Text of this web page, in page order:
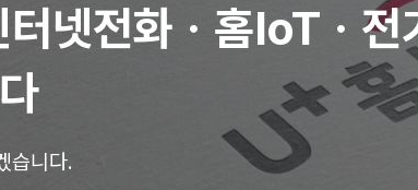
넷전화ㆍ홈IoTㆍ전
습니다.